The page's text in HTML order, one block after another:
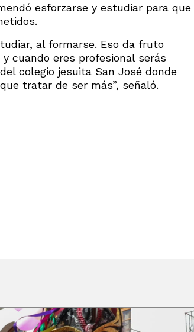
esforzarse y estudiar para que
al formarse. Eso da fruto
cuando eres profesional serás
colegio jesuita San José donde
tratar de ser más”, señaló.